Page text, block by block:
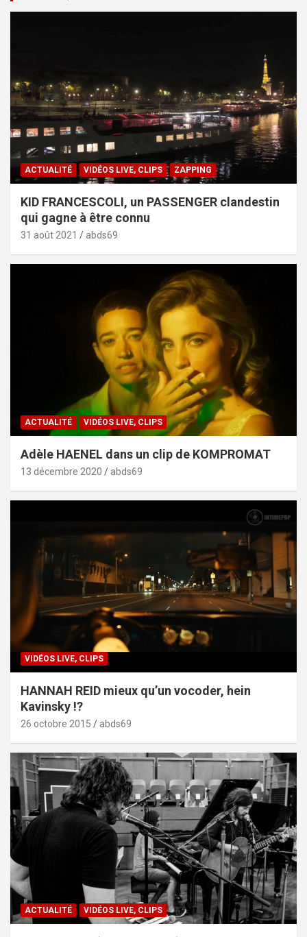
ACTUALITÉ VIDÉOS LIVE, CLIPS ZAPPING
KID FRANCESCOLI, un PASSENGER clandestin
qui gagne à être connu
31 août 2021 abds69
ACTUALITÉ VIDÉOS LIVE, CLIPS
Adèle HAENEL dans un clip de KOMPROMAT
13 décembre 2020 abds69
VIDÉOS LIVE, CLIPS
HANNAH REID mieux qu’un vocoder, hein
Kavinsky !?
26 octobre 2015 abds69
ACTUALITÉ VIDÉOS LIVE, CLIPS